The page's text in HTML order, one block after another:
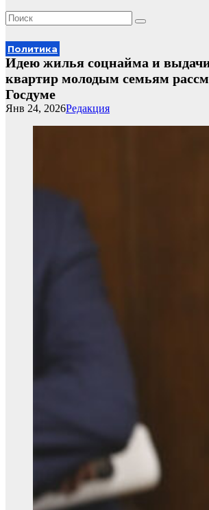
Политика
Идею жилья соцнайма и
квартир молодым семьям
Госдуме
Редакция
Янв 24, 2026